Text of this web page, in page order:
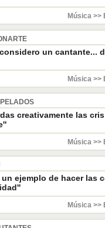
Música >>
un cantante...
Música >>
creativamente las
Música >>
un ejemplo de hacer las
Música >>